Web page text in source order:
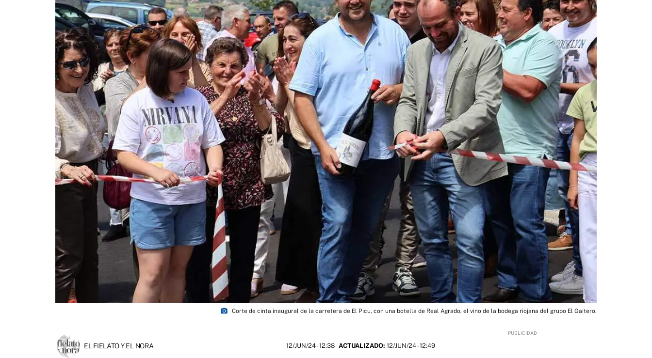
photo_camera Corte de cinta inaugural de la carretera de El Picu, con una botella de Real Agrado, el vino de la bodega riojana del grupo El Gaitero.
EL FIELATO Y EL NORA 12/JUN/24- 12:38 ACTUALIZADO: 12/JUN/24 - 12:49